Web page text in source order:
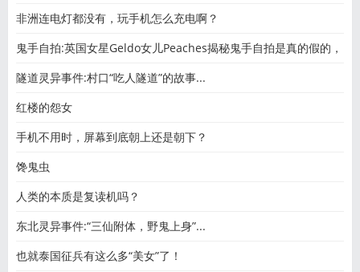
非洲连电灯都没有，玩手机怎么充电啊？
鬼手自拍:英国女星Geldo女儿Peaches揭秘鬼手自拍是真的假的，
名媛
隧道灵异事件:村口“吃人隧道”的故事...
红楼的怨女
手机不用时，屏幕到底朝上还是朝下？
馋鬼虫
人类的本质是复读机吗？
东北灵异事件:“三仙附体，野鬼上身”...
也就泰国征兵有这么多“美女”了！